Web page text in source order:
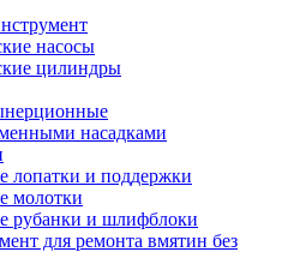
насосы
цилиндры
насадками
лопатки и поддержки
молотки
рубанки и шлифблоки
для ремонта вмятин без